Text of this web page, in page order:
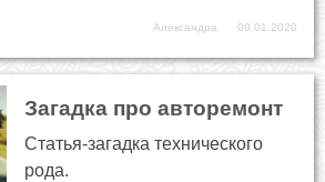
Александра 09.01.2020
Загадка про авторемонт
Статья-загадка технического
рода.